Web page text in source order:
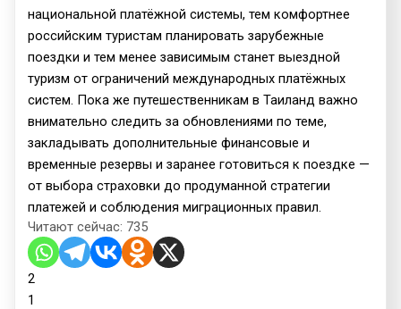
национальной платёжной системы, тем комфортнее
российским туристам планировать зарубежные
поездки и тем менее зависимым станет выездной
туризм от ограничений международных платёжных
систем. Пока же путешественникам в Таиланд важно
внимательно следить за обновлениями по теме,
закладывать дополнительные финансовые и
временные резервы и заранее готовиться к поездке —
от выбора страховки до продуманной стратегии
платежей и соблюдения миграционных правил.
Читают сейчас: 735
2
1